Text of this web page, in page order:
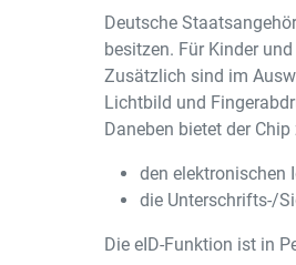
Deutsche
besitzen. Für Kinder
Zusätzlich sind im
Lichtbild und
Daneben bietet der
den elektronischen
die Unterschrifts-/
Die eID-Funktion ist in